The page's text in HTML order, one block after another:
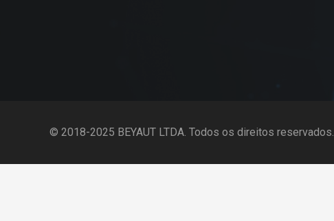
© 2018-2025 BEYAUT LTDA. Todos os direitos reservados.